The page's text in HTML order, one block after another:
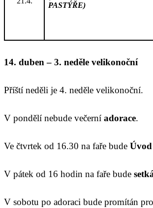
PASTÝŘE)
14. duben – 3. neděle velikonoční
Příští neděli je 4. neděle velikonoční.
V pondělí nebude večerní adorace.
Ve čtvrtek od 16.30 na faře bude Úvod
V pátek od 16 hodin na faře bude
V sobotu po adoraci bude promítán